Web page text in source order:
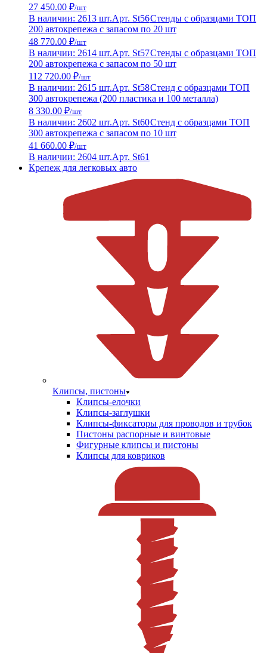
27 450.00 ₽/шт
В наличии: 2613 шт.Арт. St56Стенды с образцами ТОП
200 автокрепежа с запасом по 20 шт
48 770.00 ₽/шт
В наличии: 2614 шт.Арт. St57Стенды с образцами ТОП
200 автокрепежа с запасом по 50 шт
112 720.00 ₽/шт
В наличии: 2615 шт.Арт. St58Стенд с образцами ТОП
300 автокрепежа (200 пластика и 100 металла)
8 330.00 ₽/шт
В наличии: 2602 шт.Арт. St60Стенд с образцами ТОП
300 автокрепежа с запасом по 10 шт
41 660.00 ₽/шт
В наличии: 2604 шт.Арт. St61
Крепеж для легковых авто
Клипсы, пистоны
Клипсы-елочки
Клипсы-заглушки
Клипсы-фиксаторы для проводов и трубок
Пистоны распорные и винтовые
Фигурные клипсы и пистоны
Клипсы для ковриков